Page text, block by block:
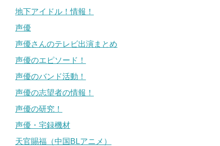
地下アイドル！情報！
声優
声優さんのテレビ出演まとめ
声優のエピソード！
声優のバンド活動！
声優の志望者の情報！
声優の研究！
声優・宅録機材
天官賜福（中国BLアニメ）